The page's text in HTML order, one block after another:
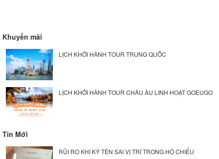
Khuyến mãi
LỊCH KHỞI HÀNH TOUR TRUNG QUỐC
LỊCH KHỞI HÀNH TOUR CHÂU ÂU LINH HOẠT GOEUGO
Tin Mới
RỦI RO KHI KÝ TÊN SAI VỊ TRÍ TRONG HỘ CHIẾU